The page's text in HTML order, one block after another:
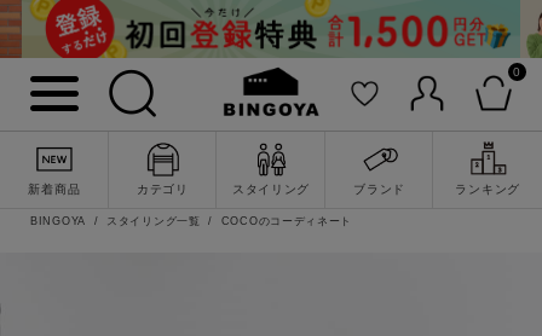
0
新着商品 カテゴリ スタイリング ブランド ランキング
BINGOYA スタイリング一覧 COCOのコーディネート